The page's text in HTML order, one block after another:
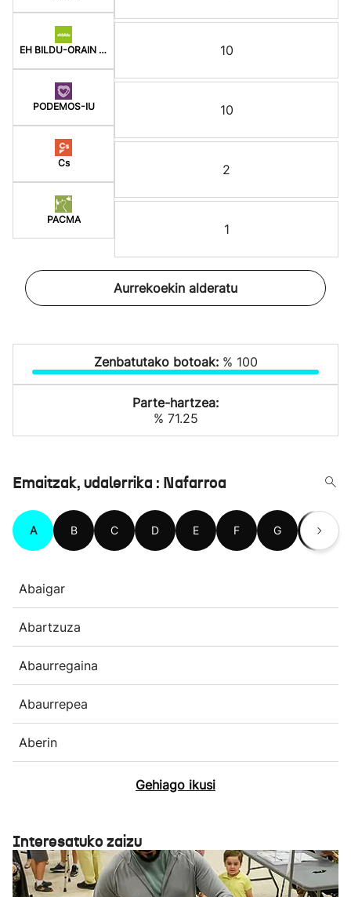
EH BILDU-ORAIN ERREP
PODEMOS-IU
Cs
PACMA
10
10
2
1
Aurrekoekin alderatu
Zenbatutako botoak: % 100
Parte-hartzea:
% 71.25
Emaitzak, udalerrika : Nafarroa
A B C D E F G H
Abaigar
Abartzuza
Abaurregaina
Abaurrepea
Aberin
Gehiago ikusi
Interesatuko zaizu